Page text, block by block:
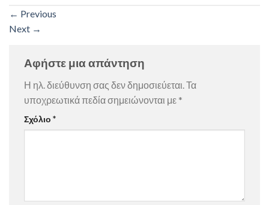
← Previous
Next →
Αφήστε μια απάντηση
Η ηλ. διεύθυνση σας δεν δημοσιεύεται.Τα
υποχρεωτικά πεδία σημειώνονται με *
Σχόλιο *